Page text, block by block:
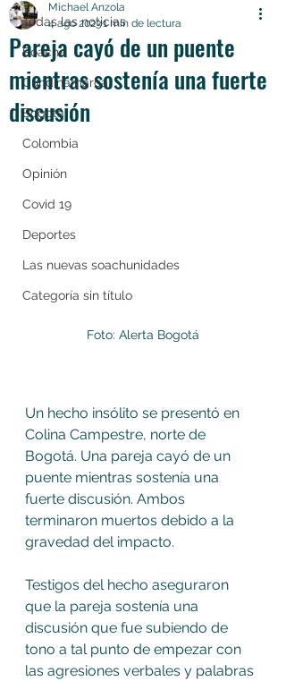
Todas las noticias
Soacha
Cundinamarca
Bogotá
Colombia
Opinión
Covid 19
Deportes
Las nuevas soachunidades
Categoría sin título
Pareja cayó de un puente
mientras sostenía una fuerte
discusión
Michael Anzola
4 ago 20231 min de lectura
Foto: Alerta Bogotá
Un hecho insólito se presentó en
Colina Campestre, norte de
Bogotá. Una pareja cayó de un
puente mientras sostenía una
fuerte discusión. Ambos
terminaron muertos debido a la
gravedad del impacto.
Testigos del hecho aseguraron
que la pareja sostenía una
discusión que fue subiendo de
tono a tal punto de empezar con
las agresiones verbales y palabras